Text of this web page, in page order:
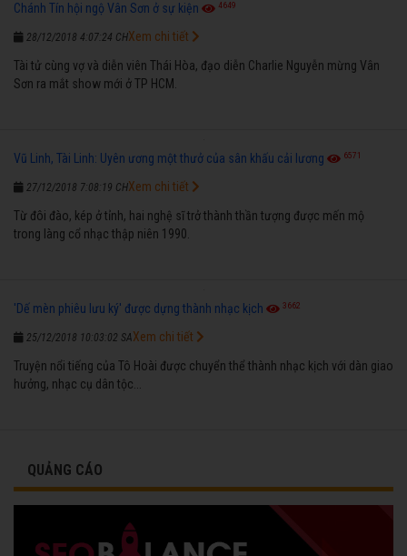
Chánh Tín hội ngộ Vân Sơn ở sự kiện 4649
28/12/2018 4:07:24 CH
Tài tử cùng vợ và diễn viên Thái Hòa, đạo diễn Charlie Nguyễn mừng Vân
Sơn ra mắt show mới ở TP HCM.
Xem chi tiết
Vũ Linh, Tài Linh: Uyên ương một thưở của sân khấu cải lương 6571
27/12/2018 7:08:19 CH
Từ đôi đào, kép ở tỉnh, hai nghệ sĩ trở thành thần tượng được mến mộ
trong làng cổ nhạc thập niên 1990.
Xem chi tiết
'Dế mèn phiêu lưu ký' được dựng thành nhạc kịch 3662
25/12/2018 10:03:02 SA
Truyện nổi tiếng của Tô Hoài được chuyển thể thành nhạc kịch với dàn giao
hưởng, nhạc cụ dân tộc...
Xem chi tiết
QUẢNG CÁO